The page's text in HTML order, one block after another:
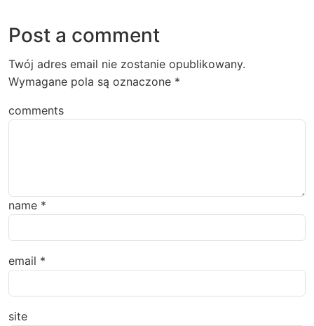
Post a comment
Twój adres email nie zostanie opublikowany.
Wymagane pola są oznaczone *
comments
name *
email *
site